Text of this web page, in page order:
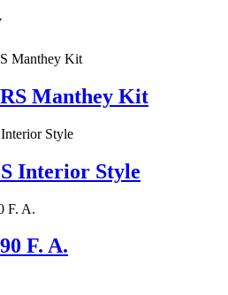
Manthey Kit
Interior Style
F. A.